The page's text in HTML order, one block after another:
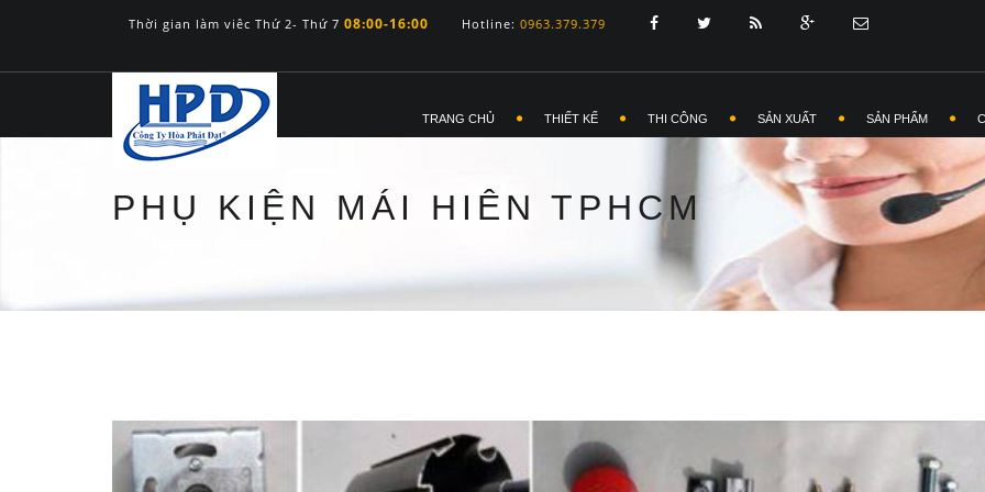
Thời gian làm viêc Thứ 2- Thứ 7 08:00-16:00 Hotline: 0963.379.379
TRANG CHỦ THIẾT KẾ THI CÔNG SẢN XUẤT SẢN PHẨM
PHỤ KIỆN MÁI HIÊN TPHCM